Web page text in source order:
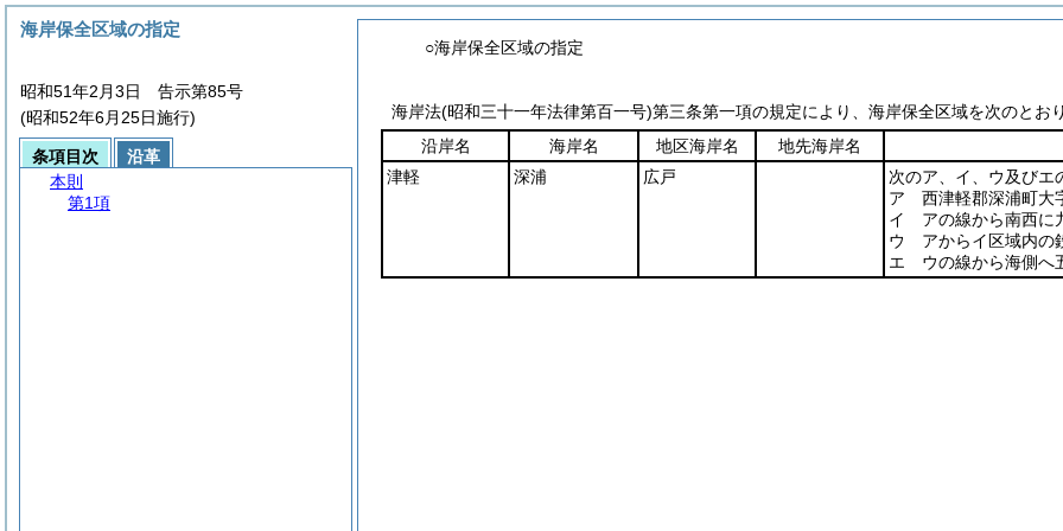
○海岸保全区域の指定
海岸法(昭和三十一年法律第百一号)第三条第一項の規定により、海岸保全区域を次のと
沿岸名
海岸名 地区海岸名
地先海岸名
津軽
深浦 広戸
次のア、イ、ウ及びエ
ア 西津軽郡深浦町大
イ アの線から南西に
ウ アからイ区域内の
エ ウの線から海側へ
海岸保全区域の指定
昭和51年2月3日 告示第85号
(昭和52年6月25日施行)
条項目次
沿革
本則
第1項